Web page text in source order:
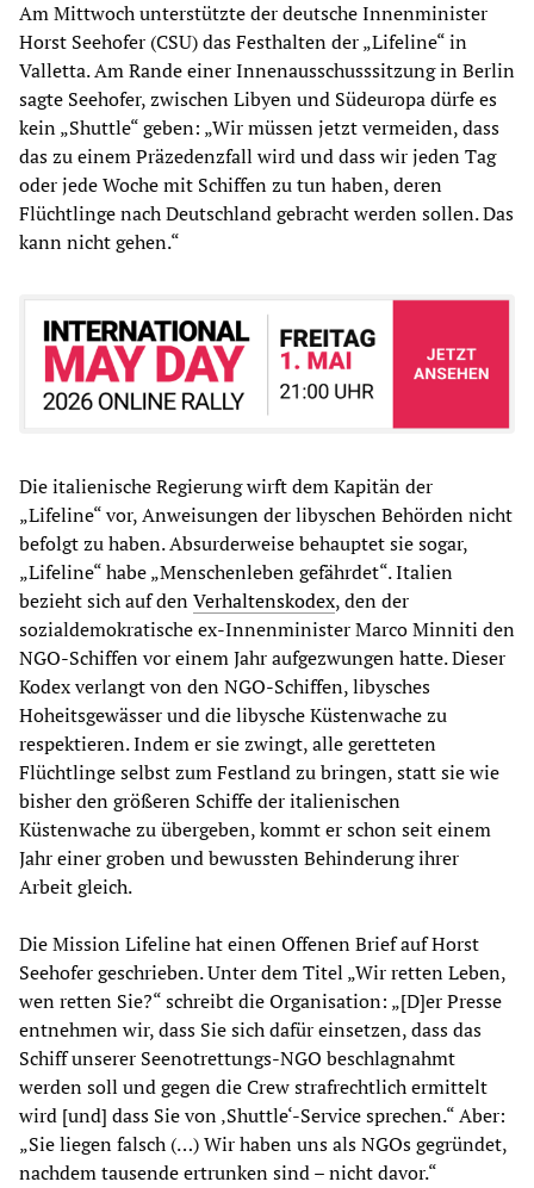
Am Mittwoch unterstützte der deutsche Innenminister
Horst Seehofer (CSU) das Festhalten der „Lifeline“ in
Valletta. Am Rande einer Innenausschusssitzung in Berlin
sagte Seehofer, zwischen Libyen und Südeuropa dürfe es
kein „Shuttle“ geben: „Wir müssen jetzt vermeiden, dass
das zu einem Präzedenzfall wird und dass wir jeden Tag
oder jede Woche mit Schiffen zu tun haben, deren
Flüchtlinge nach Deutschland gebracht werden sollen. Das
kann nicht gehen.“
Die italienische Regierung wirft dem Kapitän der
„Lifeline“ vor, Anweisungen der libyschen Behörden nicht
befolgt zu haben. Absurderweise behauptet sie sogar,
„Lifeline“ habe „Menschenleben gefährdet“. Italien
bezieht sich auf denVerhaltenskodex, den der
sozialdemokratische ex-Innenminister Marco Minniti den
NGO-Schiffen vor einem Jahr aufgezwungen hatte. Dieser
Kodex verlangt von den NGO-Schiffen, libysches
Hoheitsgewässer und die libysche Küstenwache zu
respektieren. Indem er sie zwingt, alle geretteten
Flüchtlinge selbst zum Festland zu bringen, statt sie wie
bisher den größeren Schiffe der italienischen
Küstenwache zu übergeben, kommt er schon seit einem
Jahr einer groben und bewussten Behinderung ihrer
Arbeit gleich.
Die Mission Lifeline hat einen Offenen Brief auf Horst
Seehofer geschrieben. Unter dem Titel „Wir retten Leben,
wen retten Sie?“ schreibt die Organisation: „[D]er Presse
entnehmen wir, dass Sie sich dafür einsetzen, dass das
Schiff unserer Seenotrettungs-NGO beschlagnahmt
werden soll und gegen die Crew strafrechtlich ermittelt
wird [und] dass Sie von ‚Shuttle‘-Service sprechen.“ Aber:
„Sie liegen falsch (…) Wir haben uns als NGOs gegründet,
nachdem tausende ertrunken sind – nicht davor.“